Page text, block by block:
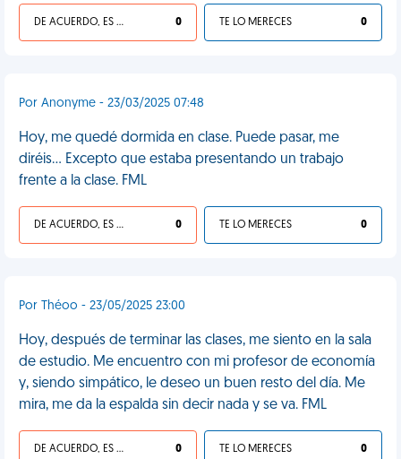
DE ACUERDO, ES UNA VIDA HP 0 TE LO MERECES 0
Por Anonyme - 23/03/2025 07:48
Hoy, me quedé dormida en clase. Puede pasar, me
diréis... Excepto que estaba presentando un trabajo
frente a la clase. FML
DE ACUERDO, ES UNA VIDA HP 0 TE LO MERECES 0
Por Théoo - 23/05/2025 23:00
Hoy, después de terminar las clases, me siento en la sala
de estudio. Me encuentro con mi profesor de economía
y, siendo simpático, le deseo un buen resto del día. Me
mira, me da la espalda sin decir nada y se va. FML
DE ACUERDO, ES UNA VIDA HP 0 TE LO MERECES 0